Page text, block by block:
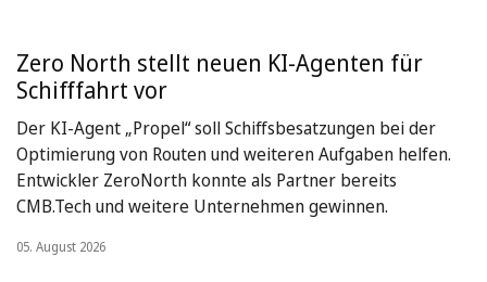
Zero North stellt neuen KI-Agenten für
Schifffahrt vor
Der KI-Agent „Propel“ soll Schiffsbesatzungen bei der
Optimierung von Routen und weiteren Aufgaben helfen.
Entwickler ZeroNorth konnte als Partner bereits
CMB.Tech und weitere Unternehmen gewinnen.
05. August 2026